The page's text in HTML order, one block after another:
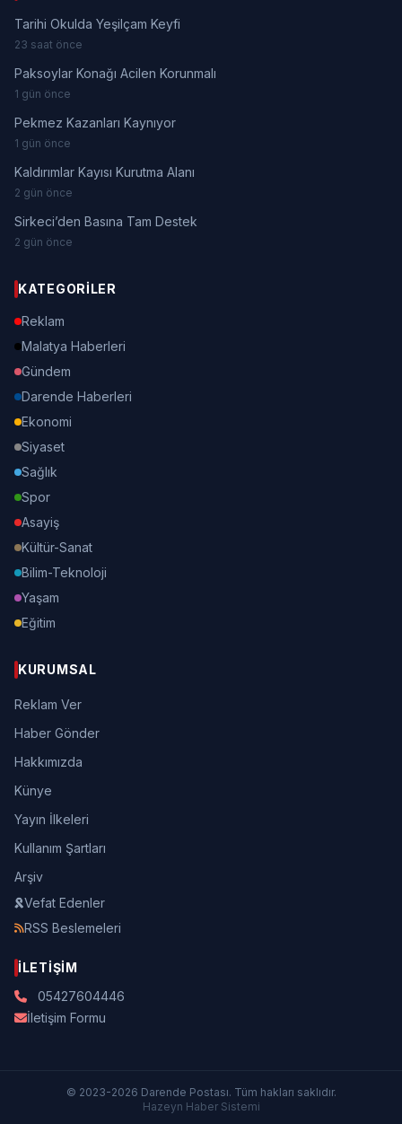
Tarihi Okulda Yeşilçam Keyfi
23 saat önce
Paksoylar Konağı Acilen Korunmalı
1 gün önce
Pekmez Kazanları Kaynıyor
1 gün önce
Kaldırımlar Kayısı Kurutma Alanı
2 gün önce
Sirkeci’den Basına Tam Destek
2 gün önce
KATEGORILER
Reklam
Malatya Haberleri
Gündem
Darende Haberleri
Ekonomi
Siyaset
Sağlık
Spor
Asayiş
Kültür-Sanat
Bilim-Teknoloji
Yaşam
Eğitim
KURUMSAL
Reklam Ver
Haber Gönder
Hakkımızda
Künye
Yayın İlkeleri
Kullanım Şartları
Arşiv
Vefat Edenler
RSS Beslemeleri
İLETIŞIM
05427604446
İletişim Formu
© 2023-2026 Darende Postası. Tüm hakları saklıdır.
Hazeyn Haber Sistemi